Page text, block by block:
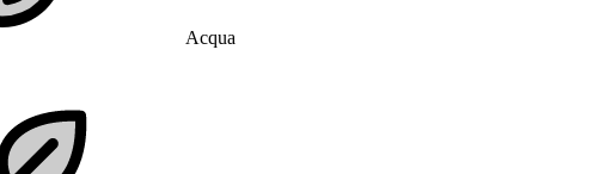
Acqua